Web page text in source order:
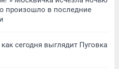
произошло в последние
сегодня выглядит Пуговка